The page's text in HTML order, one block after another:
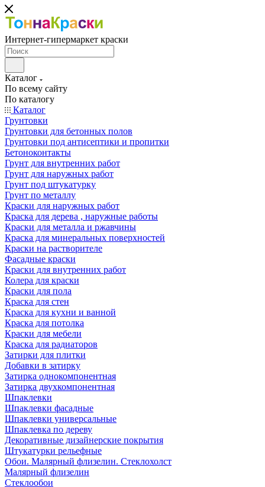
Интернет-гипермаркет краски
Каталог
По всему сайту
По каталогу
Каталог
Грунтовки
Грунтовки для бетонных полов
Грунтовки под антисептики и пропитки
Бетоноконтакты
Грунт для внутренних работ
Грунт для наружных работ
Грунт под штукатурку
Грунт по металлу
Краски для наружных работ
Краска для дерева , наружные работы
Краски для металла и ржавчины
Краска для минеральных поверхностей
Краски на растворителе
Фасадные краски
Краски для внутренних работ
Колера для краски
Краски для пола
Краска для стен
Краска для кухни и ванной
Краска для потолка
Краски для мебели
Краска для радиаторов
Затирки для плитки
Добавки в затирку
Затирка однокомпонентная
Затирка двухкомпонентная
Шпаклевки
Шпаклевки фасадные
Шпаклевки универсальные
Шпаклевка по дереву
Декоративные дизайнерские покрытия
Штукатурки рельефные
Обои. Малярный флизелин. Стеклохолст
Малярный флизелин
Стеклообои